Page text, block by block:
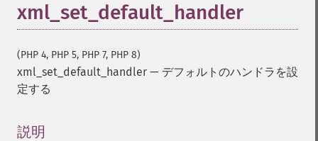
xml_set_default_handler
(PHP 4, PHP 5, PHP 7, PHP 8)
xml_set_default_handler — デフォルトのハンドラを設
定する
説明